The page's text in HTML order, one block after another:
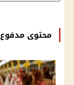
محتوى مدفوع